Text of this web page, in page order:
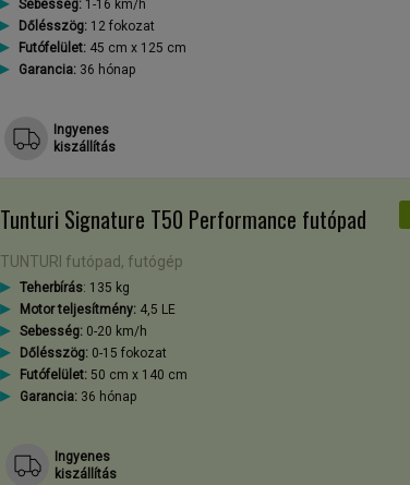
Sebesség:1-16 km/h
Dőlésszög:12 fokozat
Futófelület:45 cm x 125 cm
Garancia:36 hónap
Ingyenes
kiszállítás
Tunturi Signature T50 Performance futópad
TUNTURI futópad, futógép
Teherbírás: 135 kg
Motor teljesítmény: 4,5 LE
Sebesség: 0-20 km/h
Dőlésszög: 0-15 fokozat
Futófelület: 50 cm x 140 cm
Garancia: 36 hónap
Ingyenes
kiszállítás